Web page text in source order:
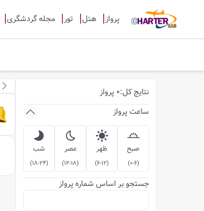
پرواز هتل تور مجله گردشگری
نتایج کل:
0 پرواز
ساعت پرواز
صبح
(
0-6
)
ظهر
(
6-12
)
عصر
(
12-18
)
شب
(
18-24
)
جستجو بر اساس شماره پرواز